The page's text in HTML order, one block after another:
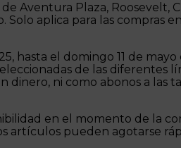
Aventura Plaza, Roosevelt,
aplica para las compras
hasta el domingo 11 de mayo
de las diferentes
dinero, ni como abonos a las
en el momento de la
artículos pueden agotarse